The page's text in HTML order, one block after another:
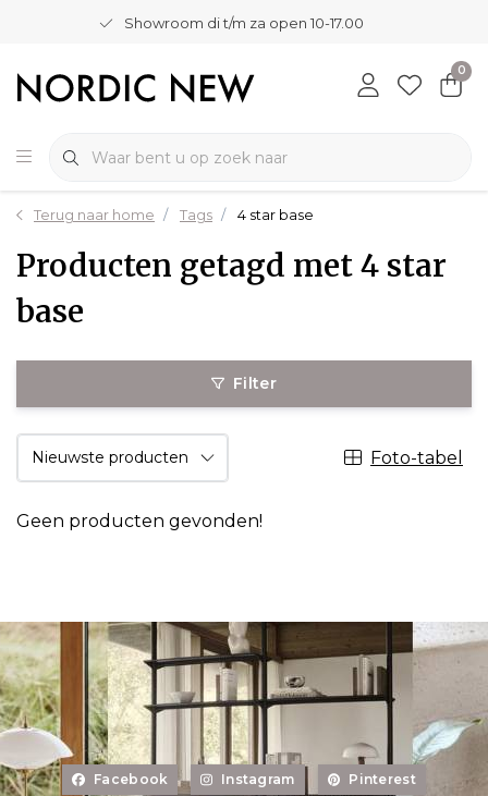
Showroom di t/m za open 10-17.00
0
Terug naar home Tags 4 star base
Producten getagd met 4 star
base
Filter
Foto-tabel
Geen producten gevonden!
Facebook Instagram Pinterest